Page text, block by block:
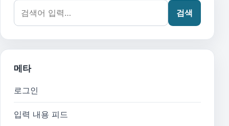
검색어:
검색
메타
로그인
입력 내용 피드